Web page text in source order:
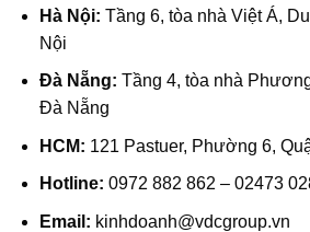
Hà Nội: Tầng 6, tòa nhà Việt Á,
Nội
Đà Nẵng: Tầng 4, tòa nhà
Đà Nẵng
HCM: 121 Pastuer, Phường 6,
Hotline: 0972 882 862 – 02473
Email: kinhdoanh@vdcgroup.vn